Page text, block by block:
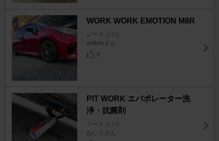
WORK WORK EMOTION M8R
ノート [E12]
setkenさん
6
PIT WORK エバポレーター洗
浄・抗菌剤
ノート [E12]
ねしうさん